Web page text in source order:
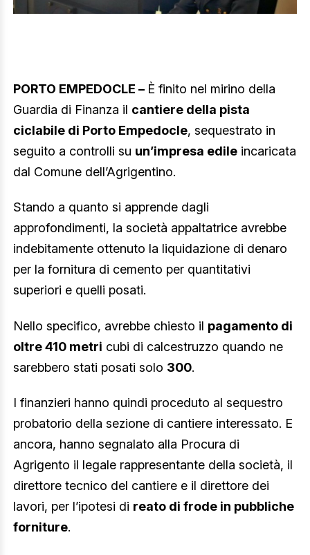
PORTO EMPEDOCLE – È finito nel mirino della
Guardia di Finanza il cantiere della pista
ciclabile di Porto Empedocle, sequestrato in
seguito a controlli su un’impresa edile incaricata
dal Comune dell’Agrigentino.
Stando a quanto si apprende dagli
approfondimenti, la società appaltatrice avrebbe
indebitamente ottenuto la liquidazione di denaro
per la fornitura di cemento per quantitativi
superiori e quelli posati.
Nello specifico, avrebbe chiesto il pagamento di
oltre 410 metri cubi di calcestruzzo quando ne
sarebbero stati posati solo 300.
I finanzieri hanno quindi proceduto al sequestro
probatorio della sezione di cantiere interessato. E
ancora, hanno segnalato alla Procura di
Agrigento il legale rappresentante della società, il
direttore tecnico del cantiere e il direttore dei
lavori, per l’ipotesi di reato di frode in pubbliche
forniture.